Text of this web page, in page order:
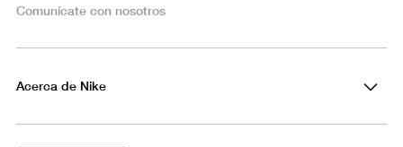
Comunícate con nosotros
Acerca de Nike